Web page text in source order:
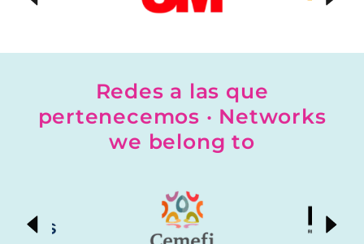
Redes a las que
pertenecemos · Networks
we belong to